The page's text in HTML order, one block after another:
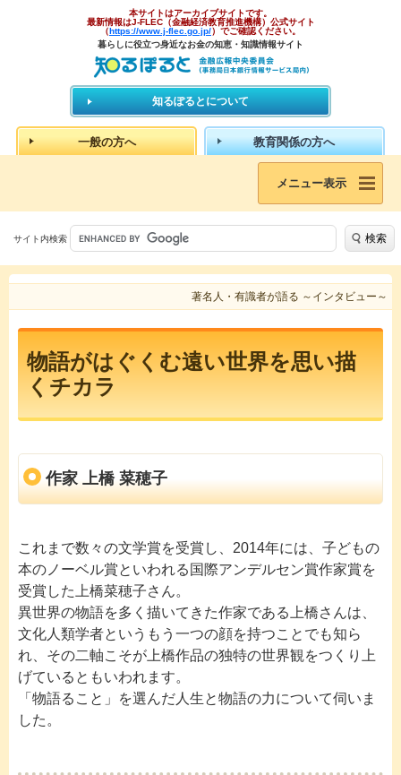
本サイトはアーカイブサイトです。
最新情報はJ-FLEC（金融経済教育推進機構）公式サイト
（https://www.j-flec.go.jp/）でご確認ください。
暮らしに役立つ身近なお金の知恵・知識情報サイト
知るぽるとについて
一般の方へ 教育関係の方へ
メニュー表示
サイト内検索 検索
著名人・有識者が語る ～インタビュー～
物語がはぐくむ遠い世界を思い描
くチカラ
作家 上橋 菜穂子
これまで数々の文学賞を受賞し、2014年には、子どもの
本のノーベル賞といわれる国際アンデルセン賞作家賞を
受賞した上橋菜穂子さん。
異世界の物語を多く描いてきた作家である上橋さんは、
文化人類学者というもう一つの顔を持つことでも知ら
れ、その二軸こそが上橋作品の独特の世界観をつくり上
げているともいわれます。
「物語ること」を選んだ人生と物語の力について伺いま
した。